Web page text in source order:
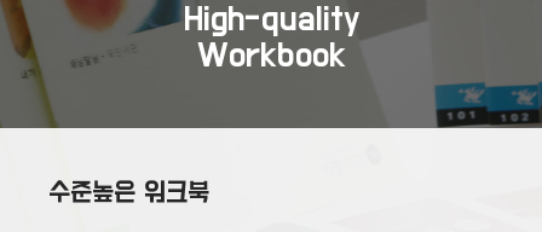
High-quality
Workbook
수준높은 워크북